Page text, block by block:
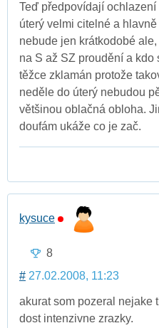
Teď předpovídají
úterý velmi citelné a
nebude jen krátkodobé
na S až SZ proudění a
těžce zklamán protože
neděle do úterý nebudou
většinou oblačná obloha.
doufám ukáže co je zač.
kysuce
8
# 27.02.2008, 11:23
akurat som pozeral nejake
dost intenzivne zrazky.